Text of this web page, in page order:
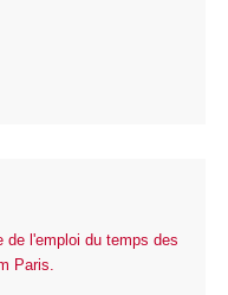
de l'emploi du temps des
Paris.